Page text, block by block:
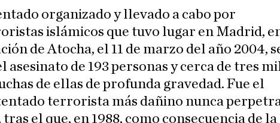
organizado y llevado a cabo por
islámicos que tuvo lugar en Madrid,
de Atocha, el 11 de marzo del año 2004,
asesinato de 193 personas y cerca de tres
de ellas de profunda gravedad. Fue el
terrorista más dañino nunca
el que, en 1988, como consecuencia de la